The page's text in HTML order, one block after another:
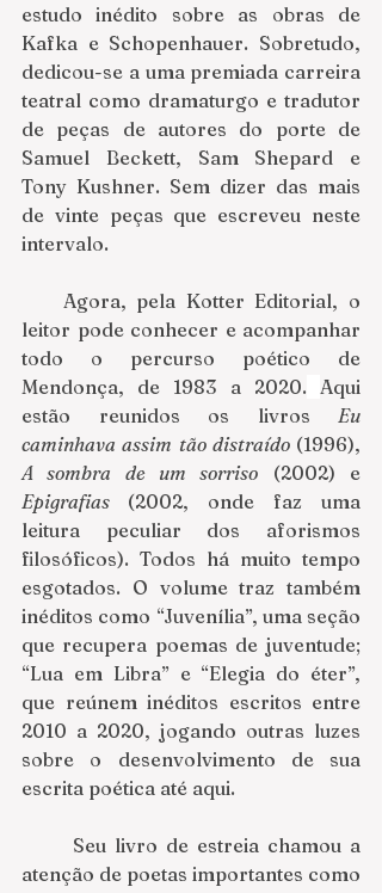
estudo inédito sobre as obras de
Kafka e Schopenhauer. Sobretudo,
dedicou-se a uma premiada carreira
teatral como dramaturgo e tradutor
de peças de autores do porte de
Samuel Beckett, Sam Shepard e
Tony Kushner. Sem dizer das mais
de vinte peças que escreveu neste
intervalo.
leitor pode conhecer e acompanhar
todo o percurso poético de
Mendonça, de 1983 a 2020.
Aqui
estão reunidos os livros Eu
caminhava assim tão distraído
A sombra de um sorriso
Epigrafias (2002, onde faz uma
leitura peculiar dos aforismos
filosóficos). Todos há muito tempo
esgotados. O volume traz também
inéditos como “Juvenília”, uma seção
que recupera poemas de juventude;
“Lua em Libra” e “Elegia do éter”,
que reúnem inéditos escritos entre
2010 a 2020, jogando outras luzes
sobre o desenvolvimento de sua
escrita poética até aqui.
atenção de poetas importantes como